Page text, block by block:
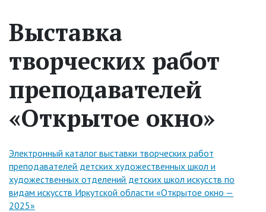
Выставка
творческих работ
преподавателей
«Открытое окно»
Электронный каталог выставки творческих работ
преподавателей детских художественных школ и
художественных отделений детских школ искусств по
видам искусств Иркутской области «Открытое окно —
2025»